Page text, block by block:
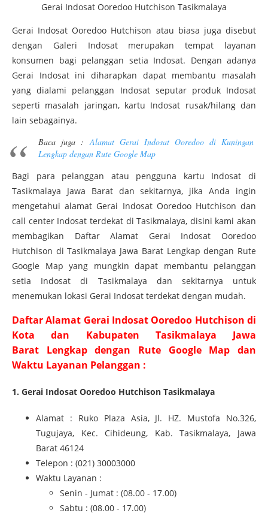
Gerai Indosat Ooredoo Hutchison Tasikmalaya
Gerai Indosat Ooredoo Hutchison atau biasa juga disebut
dengan Galeri Indosat merupakan tempat layanan
konsumen bagi pelanggan setia Indosat. Dengan adanya
Gerai Indosat ini diharapkan dapat membantu masalah
yang dialami pelanggan Indosat seputar produk Indosat
seperti masalah jaringan, kartu Indosat rusak/hilang dan
lain sebagainya.
Baca juga : Alamat Gerai Indosat Ooredoo di Kuningan
Lengkap dengan Rute Google Map
Bagi para pelanggan atau pengguna kartu Indosat di
Tasikmalaya Jawa Barat dan sekitarnya, jika Anda ingin
mengetahui alamat Gerai Indosat Ooredoo Hutchison dan
call center Indosat terdekat di Tasikmalaya, disini kami akan
membagikan Daftar Alamat Gerai Indosat Ooredoo
Hutchison di Tasikmalaya Jawa Barat Lengkap dengan Rute
Google Map yang mungkin dapat membantu pelanggan
setia Indosat di Tasikmalaya dan sekitarnya untuk
menemukan lokasi Gerai Indosat terdekat dengan mudah.
Daftar Alamat Gerai Indosat Ooredoo Hutchison di
Kota dan Kabupaten Tasikmalaya Jawa
Barat Lengkap dengan Rute Google Map dan
Waktu Layanan Pelanggan :
1. Gerai Indosat Ooredoo Hutchison Tasikmalaya
Alamat : Ruko Plaza Asia, Jl. HZ. Mustofa No.326,
Tugujaya, Kec. Cihideung, Kab. Tasikmalaya, Jawa
Barat 46124
Telepon : (021) 30003000
Waktu Layanan :
Senin - Jumat : (08.00 - 17.00)
Sabtu : (08.00 - 17.00)